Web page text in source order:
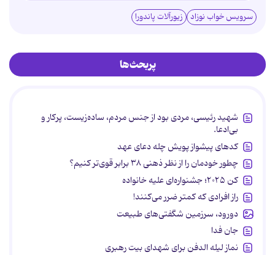
سرویس خواب نوزاد زیورآلات پاندورا
پربحث‌ها
شهید رئیسی، مردی بود از جنس مردم، ساده‌زیست، پرکار و
بی‌ادعا.
کدهای پیشواز پویش چله دعای عهد
چطور خودمان را از نظر ذهنی ۳۸ برابر قوی‌تر کنیم؟
کن ۲۰۲۵؛ جشنواره‌ای علیه خانواده
راز افرادی که کمتر ضرر می‌کنند!
دورود، سرزمین شگفتی‌های طبیعت
جان فدا
نماز لیله الدفن برای شهدای بیت رهبری